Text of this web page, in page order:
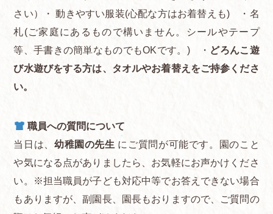
さい）・ 動きやすい服装(心配な方はお着替えも) ・名
札(ご家庭にあるもので構いません。シールやテープ
等、手書きの簡単なものでもOKです。) ・ どろんこ遊
び水遊びをする方は、タオルやお着替えをご持参くださ
い。
職員への質問について
当日は、 幼稚園の先生 にご質問が可能です。園のこと
や気になる点がありましたら、お気軽にお声かけくださ
い。※担当職員が子ども対応中等でお答えできない場合
もありますが、副園長、園長もおりますので、ご質問の